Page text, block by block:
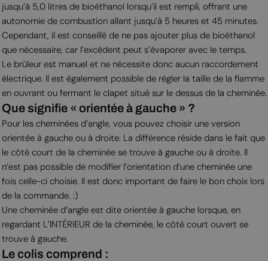
jusqu’à 5,0 litres de bioéthanol lorsqu’il est rempli, offrant une
autonomie de combustion allant jusqu’à 5 heures et 45 minutes.
Cependant, il est conseillé de ne pas ajouter plus de bioéthanol
que nécessaire, car l’excédent peut s’évaporer avec le temps.
Le brûleur est manuel et ne nécessite donc aucun raccordement
électrique. Il est également possible de régler la taille de la flamme
en ouvrant ou fermant le clapet situé sur le dessus de la cheminée.
Que signifie « orientée à gauche » ?
Pour les cheminées d’angle, vous pouvez choisir une version
orientée à gauche ou à droite. La différence réside dans le fait que
le côté court de la cheminée se trouve à gauche ou à droite. Il
n’est pas possible de modifier l’orientation d’une cheminée une
fois celle-ci choisie. Il est donc important de faire le bon choix lors
de la commande. :)
Une cheminée d’angle est dite orientée à gauche lorsque, en
regardant L’INTÉRIEUR de la cheminée, le côté court ouvert se
trouve à gauche.
Le colis comprend :